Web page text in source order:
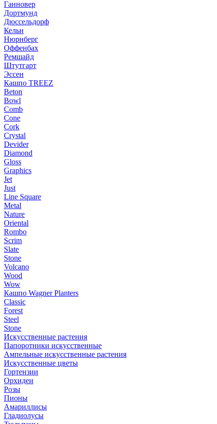
Ганновер
Дортмунд
Дюссельдорф
Кельн
Нюрнберг
Оффенбах
Ремшайд
Штутгарт
Эссен
Кашпо TREEZ
Beton
Bowl
Comb
Cone
Cork
Crystal
Devider
Diamond
Gloss
Graphics
Jet
Just
Line Square
Metal
Nature
Oriental
Rombo
Scrim
Slate
Stone
Volcano
Wood
Wow
Кашпо Wagner Planters
Classic
Forest
Steel
Stone
Искусственные растения
Папоротники искусственные
Ампельные искусственные растения
Искусственные цветы
Гортензии
Орхидеи
Розы
Пионы
Амариллисы
Гладиолусы